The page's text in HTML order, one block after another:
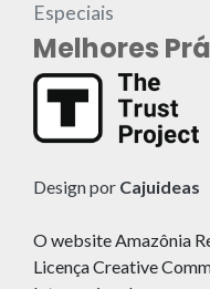
Especiais
Melhores
Design por Cajuideas
O website Amazônia
Licença Creative